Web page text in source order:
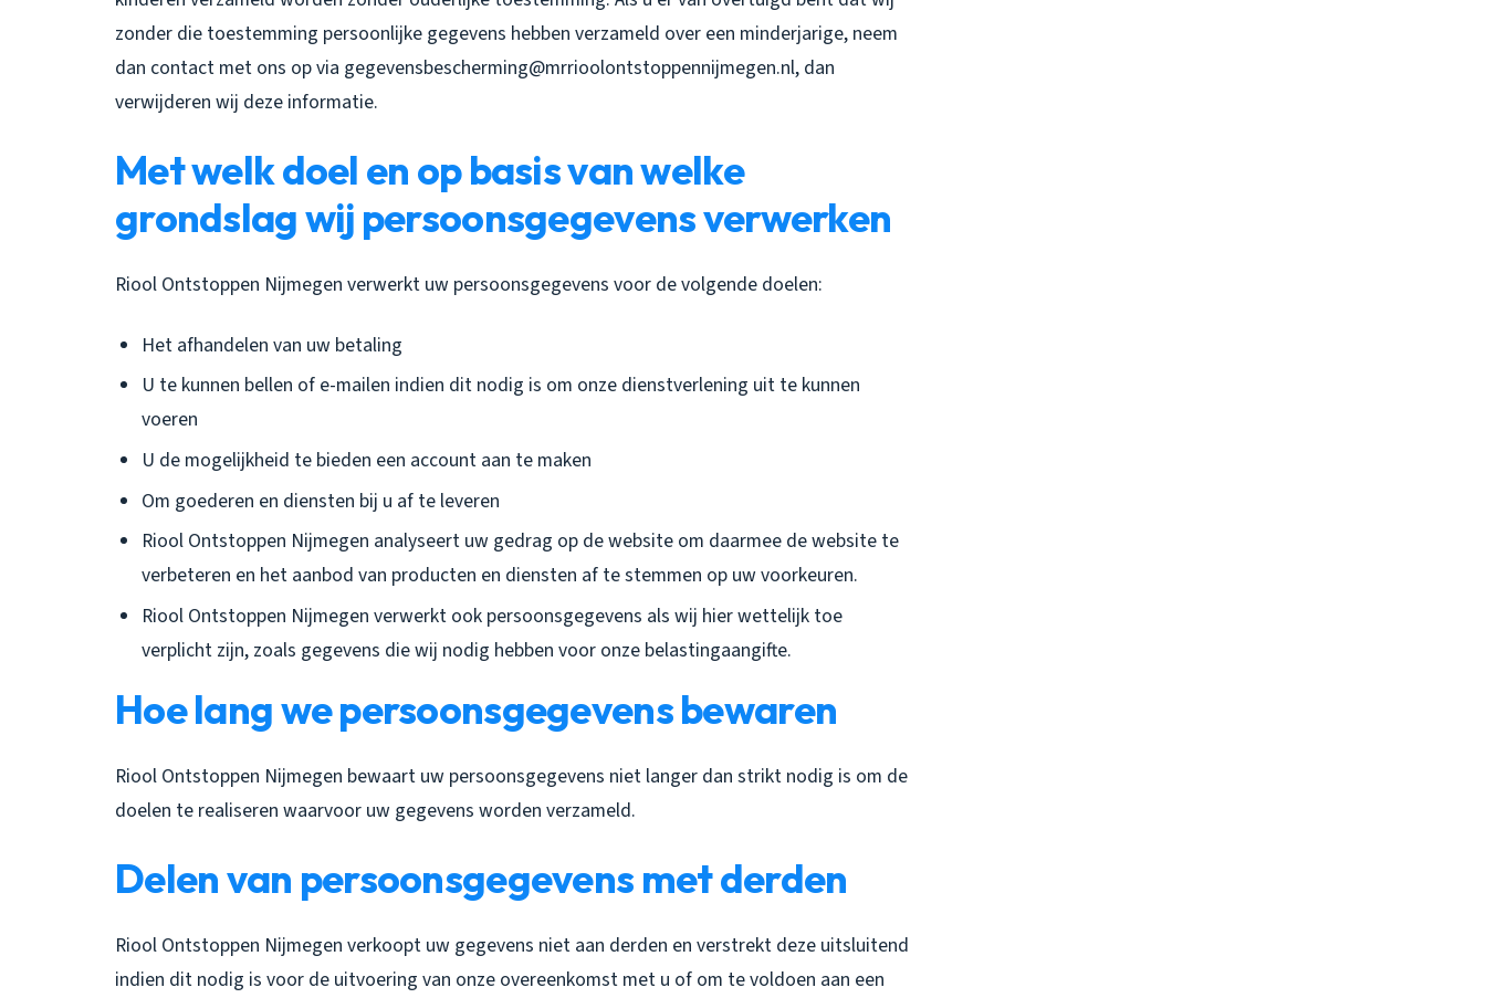
zonder die toestemming persoonlijke gegevens hebben verzameld over een minderjarige, neem
dan contact met ons op via gegevensbescherming@mrrioolontstoppennijmegen.nl, dan
verwijderen wij deze informatie.
Met welk doel en op basis van welke
grondslag wij persoonsgegevens verwerken
Riool Ontstoppen Nijmegen verwerkt uw persoonsgegevens voor de volgende doelen:
Het afhandelen van uw betaling
U te kunnen bellen of e-mailen indien dit nodig is om onze dienstverlening uit te kunnen
voeren
U de mogelijkheid te bieden een account aan te maken
Om goederen en diensten bij u af te leveren
Riool Ontstoppen Nijmegen analyseert uw gedrag op de website om daarmee de website te
verbeteren en het aanbod van producten en diensten af te stemmen op uw voorkeuren.
Riool Ontstoppen Nijmegen verwerkt ook persoonsgegevens als wij hier wettelijk toe
verplicht zijn, zoals gegevens die wij nodig hebben voor onze belastingaangifte.
Hoe lang we persoonsgegevens bewaren
Riool Ontstoppen Nijmegen bewaart uw persoonsgegevens niet langer dan strikt nodig is om de
doelen te realiseren waarvoor uw gegevens worden verzameld.
Delen van persoonsgegevens met derden
Riool Ontstoppen Nijmegen verkoopt uw gegevens niet aan derden en verstrekt deze uitsluitend
indien dit nodig is voor de uitvoering van onze overeenkomst met u of om te voldoen aan een